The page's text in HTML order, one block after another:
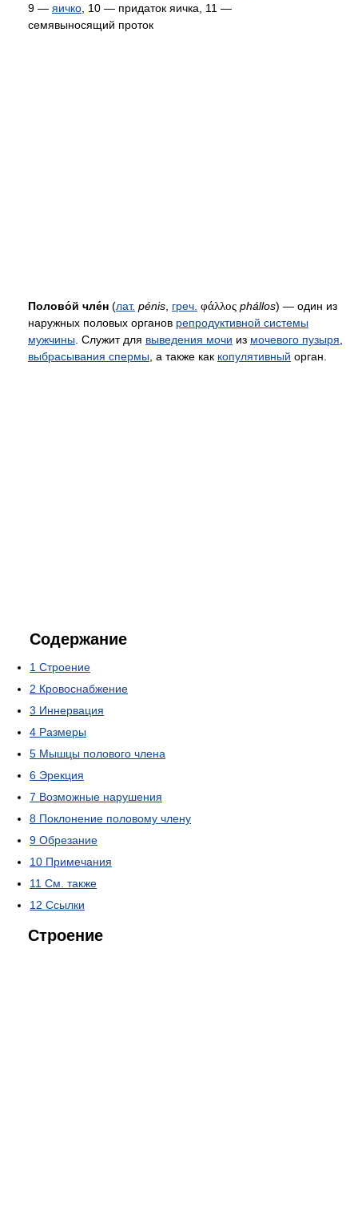
9 — яичко , 10 — придаток яичка, 11 —
семявыносящий проток
Полово́й чле́н (лат. pénis греч. φάλλος phállos) — один из
наружных половых органов репродуктивной системы
мужчины . Служит для выведения мочи из мочевого пузыря
выбрасывания спермы , а также как копулятивный орган.
Содержание
1 Строение
2 Кровоснабжение
3 Иннервация
4 Размеры
5 Мышцы полового члена
6 Эрекция
7 Возможные нарушения
8 Поклонение половому члену
9 Обрезание
10 Примечания
11 См. также
12 Ссылки
Строение